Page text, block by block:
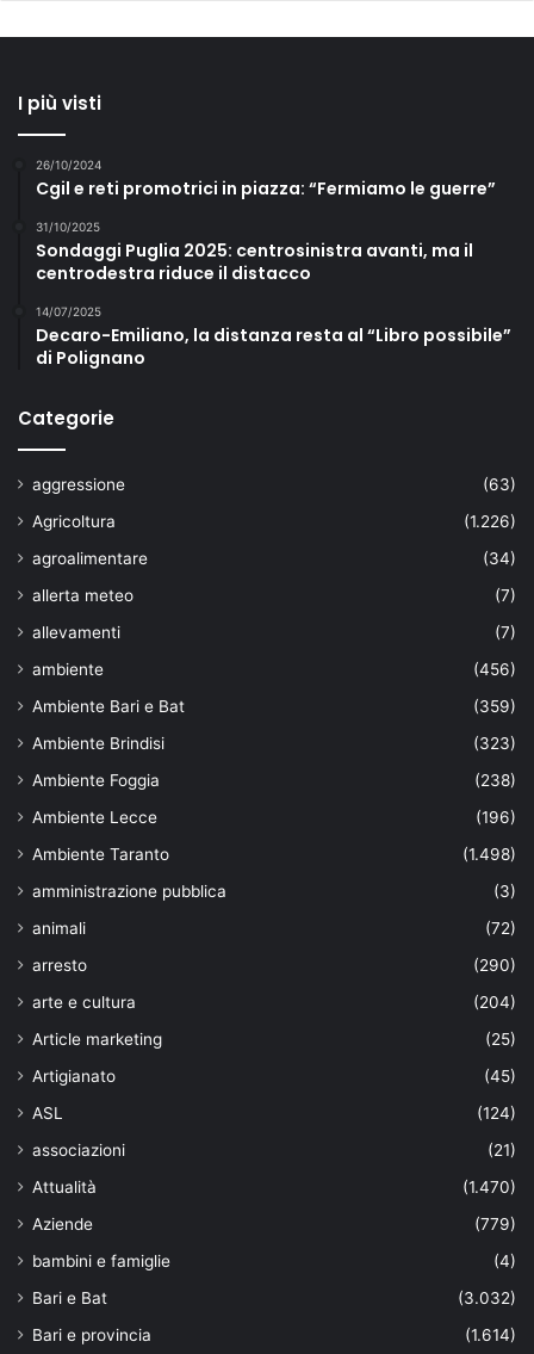
I più visti
26/10/2024
Cgil e reti promotrici in piazza: “Fermiamo le guerre”
31/10/2025
Sondaggi Puglia 2025: centrosinistra avanti, ma il
centrodestra riduce il distacco
14/07/2025
Decaro-Emiliano, la distanza resta al “Libro possibile”
di Polignano
Categorie
aggressione
(63)
Agricoltura
(1.226)
agroalimentare
(34)
allerta meteo
(7)
allevamenti
(7)
ambiente
(456)
Ambiente Bari e Bat
(359)
Ambiente Brindisi
(323)
Ambiente Foggia
(238)
Ambiente Lecce
(196)
Ambiente Taranto
(1.498)
amministrazione pubblica
(3)
animali
(72)
arresto
(290)
arte e cultura
(204)
Article marketing
(25)
Artigianato
(45)
ASL
(124)
associazioni
(21)
Attualità
(1.470)
Aziende
(779)
bambini e famiglie
(4)
Bari e Bat
(3.032)
Bari e provincia
(1.614)